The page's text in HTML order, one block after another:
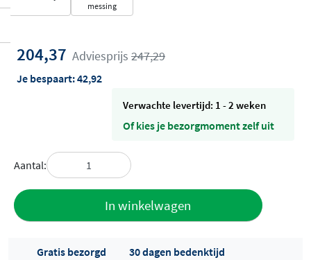
messing
204,37 Adviesprijs 247,29
Je bespaart:42,92
Verwachte levertijd: 1 - 2 weken
Of kies je bezorgmoment zelf uit
Aantal:
In winkelwagen
Gratis bezorgd
30 dagen bedenktijd